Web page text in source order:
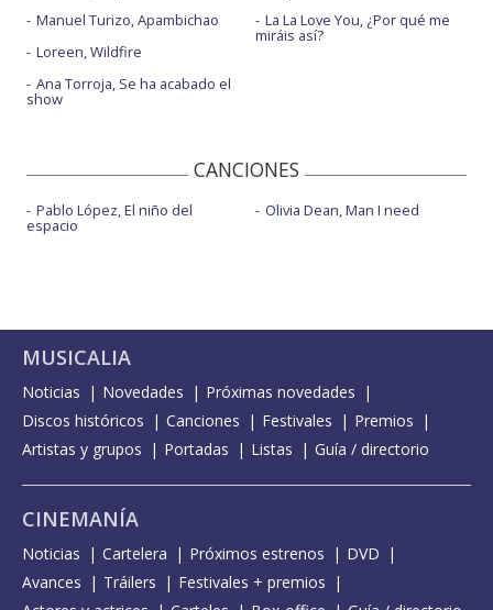
Manuel Turizo, Apambichao
Loreen, Wildfire
Ana Torroja, Se ha acabado el
show
La La Love You, ¿Por qué me
miráis así?
CANCIONES
Pablo López, El niño del
espacio
Olivia Dean, Man I need
MUSICALIA
Noticias Novedades
Próximas novedades
Discos históricos
Canciones Festivales
Premios
Artistas y grupos
Portadas Listas Guía / directorio
CINEMANÍA
Noticias Cartelera Próximos estrenos
DVD
Avances
Tráilers
Festivales + premios